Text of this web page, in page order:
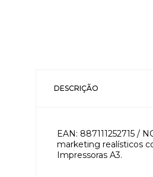
DESCRIÇÃO
EAN: 887111252715 /
marketing realísticos
Impressoras A3.